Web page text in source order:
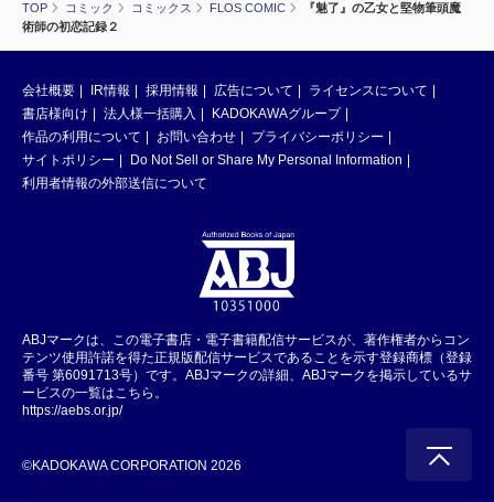
TOP コミック コミックス FLOS COMIC
『魅了』の乙女と堅物筆頭魔
術師の初恋記録２
会社概要 IR情報 採用情報 広告について
ライセンスについて
書店様向け
法人様一括購入
KADOKAWAグループ
作品の利用について
お問い合わせ
プライバシーポリシー
サイトポリシー
Do Not Sell or Share My Personal Information
利用者情報の外部送信について
ABJマークは、この電子書店・電子書籍配信サービスが、著作権者からコン
テンツ使用許諾を得た正規版配信サービスであることを示す登録商標（登録
番号 第6091713号）です。ABJマークの詳細、ABJマークを掲示しているサ
ービスの一覧はこちら。
https://aebs.or.jp/
©KADOKAWA CORPORATION 2026